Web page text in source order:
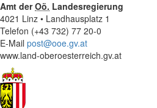
Amt derOö. Landesregierung
4021 Linz • Landhausplatz 1
Telefon (+43 732) 77 20-0
E-Mail post@ooe.gv.at
www.land-oberoesterreich.gv.at